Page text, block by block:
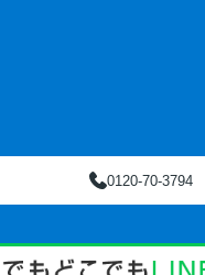
0120-70-3794